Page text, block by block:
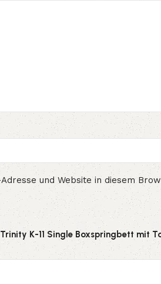
Trinity K-11 Single Boxspringbett mit
und Website in diesem